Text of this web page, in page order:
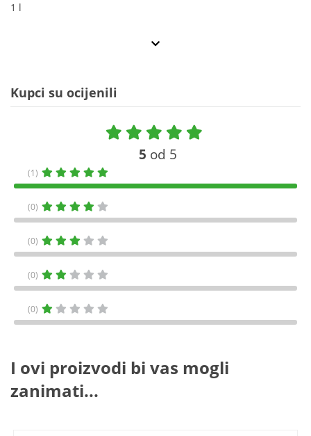
1 l
Kupci su ocijenili
5 od 5
(1)
(0)
(0)
(0)
(0)
I ovi proizvodi bi vas mogli
zanimati...